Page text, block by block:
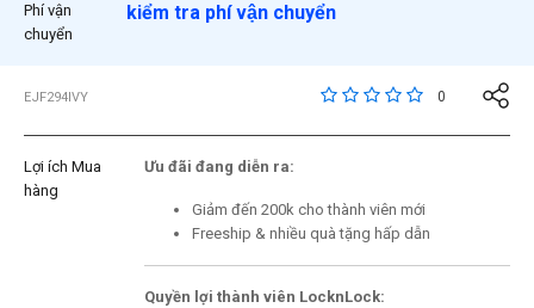
Phí vận
chuyển
kiểm tra phí vận chuyển
EJF294IVY 3,7 trên đánh giá của
0
Lợi ích Mua
hàng
Ưu đãi đang diễn ra:
Giảm đến 200k cho thành viên mới
Freeship & nhiều quà tặng hấp dẫn
Quyền lợi thành viên LocknLock: